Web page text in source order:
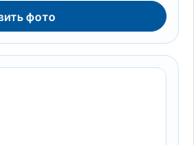
фото